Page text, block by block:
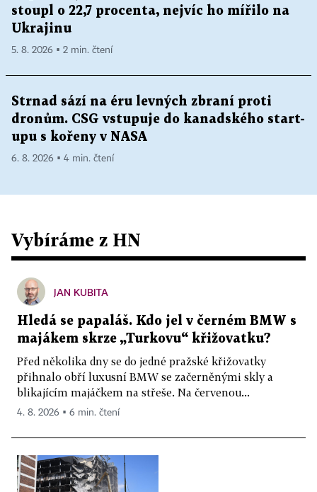
stoupl o 22,7 procenta, nejvíc ho mířilo na
Ukrajinu
5. 8. 2026 ▪ 2 min. čtení
Strnad sází na éru levných zbraní proti
dronům. CSG vstupuje do kanadského start-
upu s kořeny v NASA
6. 8. 2026 ▪ 4 min. čtení
Vybíráme z HN
JAN KUBITA
Hledá se papaláš. Kdo jel v černém BMW s
majákem skrze „Turkovu“ křižovatku?
Před několika dny se do jedné pražské křižovatky
přihnalo obří luxusní BMW se začerněnými skly a
blikajícím majáčkem na střeše. Na červenou...
4. 8. 2026 ▪ 6 min. čtení